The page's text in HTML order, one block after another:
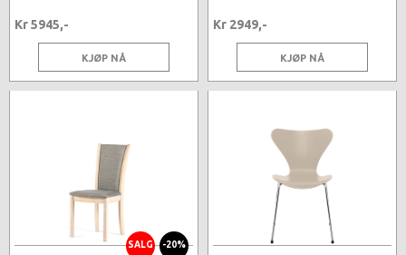
Kr 5945,-
KJØP NÅ
Kr 2949,-
KJØP NÅ
SALG -20%